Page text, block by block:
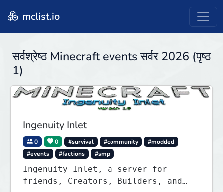
mclist.io
सर्वश्रेष्ठ Minecraft events सर्वर 2026 (पृष्ठ
1)
Ingenuity Inlet
0 0 #survival #community
#modded
#events
#factions #smp
Ingenuity Inlet, a server for
friends, Creators, Builders, and